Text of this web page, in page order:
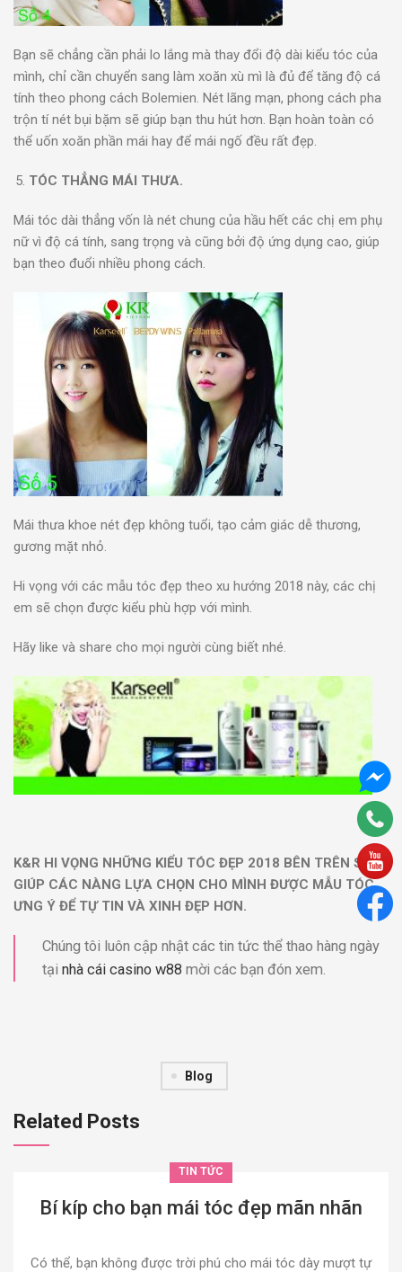
Bạn sẽ chẳng cần phải lo lắng mà thay đổi độ dài kiểu tóc của
mình, chỉ cần chuyển sang làm xoăn xù mì là đủ để tăng độ cá
tính theo phong cách Bolemien. Nét lãng mạn, phong cách pha
trộn tí nét bụi bặm sẽ giúp bạn thu hút hơn. Bạn hoàn toàn có
thể uốn xoăn phần mái hay để mái ngố đều rất đẹp.
TÓC THẲNG MÁI THƯA.
Mái tóc dài thẳng vốn là nét chung của hầu hết các chị em phụ
nữ vì độ cá tính, sang trọng và cũng bởi độ ứng dụng cao, giúp
bạn theo đuổi nhiều phong cách.
Mái thưa khoe nét đẹp không tuổi, tạo cảm giác dễ thương,
gương mặt nhỏ.
Hi vọng với các mẫu tóc đẹp theo xu hướng 2018 này, các chị
em sẽ chọn được kiểu phù hợp với mình.
Hãy like và share cho mọi người cùng biết nhé.
K&R HI VỌNG NHỮNG KIỂU TÓC ĐẸP 2018 BÊN TRÊN SẼ
GIÚP CÁC NÀNG LỰA CHỌN CHO MÌNH ĐƯỢC MẪU TÓC
ƯNG Ý ĐỂ TỰ TIN VÀ XINH ĐẸP HƠN.
Chúng tôi luôn cập nhật các tin tức thể thao hàng ngày
tại nhà cái casino w88 mời các bạn đón xem.
Blog
Related Posts
TIN TỨC
Bí kíp cho bạn mái tóc đẹp mãn nhãn
Có thể, bạn không được trời phú cho mái tóc dày mượt tự